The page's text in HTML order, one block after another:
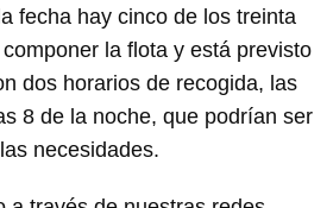
fecha hay cinco de los treinta
la flota y está previsto
dos horarios de recogida, las
8 de la noche, que podrían ser
necesidades.